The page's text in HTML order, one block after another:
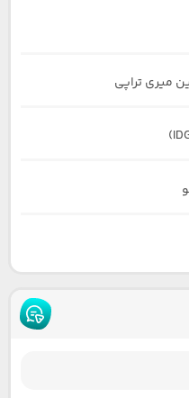
میری تراپی